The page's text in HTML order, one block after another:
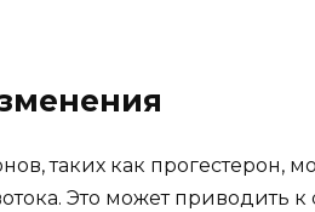
таких как прогестерон,
Это может приводить к